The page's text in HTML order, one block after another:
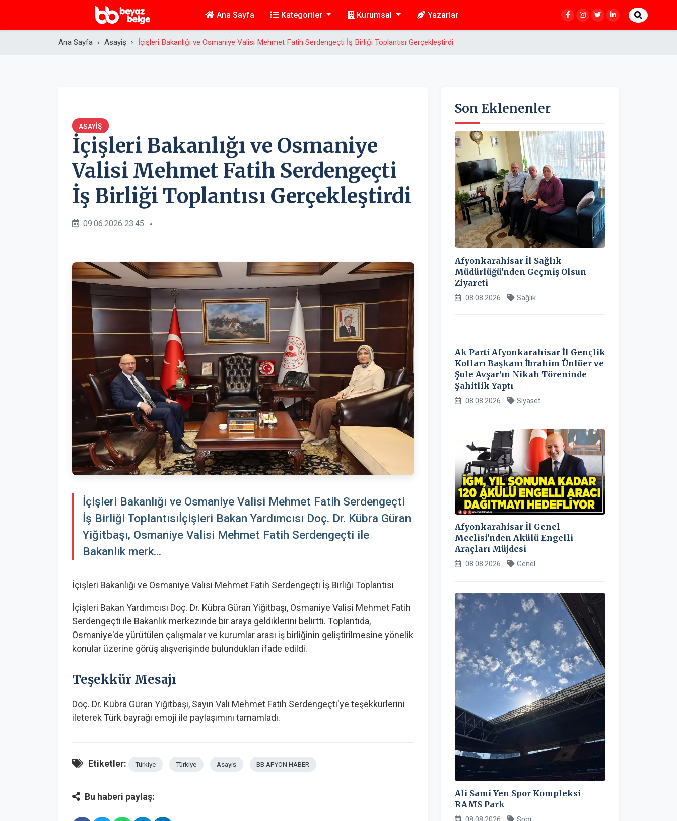
Ana Sayfa Kategoriler Kurumsal Yazarlar
Ana Sayfa Asayiş İçişleri Bakanlığı ve Osmaniye Valisi Mehmet Fatih Serdengeçti İş Birliği Toplantısı Gerçekleştirdi
ASAYIŞ
İçişleri Bakanlığı ve Osmaniye
Valisi Mehmet Fatih Serdengeçti
İş Birliği Toplantısı Gerçekleştirdi
09.06.2026 23:45
İçişleri Bakanlığı ve Osmaniye Valisi Mehmet Fatih Serdengeçti
İş Birliği Toplantısıİçişleri Bakan Yardımcısı Doç. Dr. Kübra Güran
Yiğitbaşı, Osmaniye Valisi Mehmet Fatih Serdengeçti ile
Bakanlık merk...
İçişleri Bakanlığı ve Osmaniye Valisi Mehmet Fatih Serdengeçti İş Birliği Toplantısı
İçişleri Bakan Yardımcısı Doç. Dr. Kübra Güran Yiğitbaşı, Osmaniye Valisi Mehmet Fatih
Serdengeçti ile Bakanlık merkezinde bir araya geldiklerini belirtti. Toplantıda,
Osmaniye'de yürütülen çalışmalar ve kurumlar arası iş birliğinin geliştirilmesine yönelik
konular üzerine görüş alışverişinde bulundukları ifade edildi.
Teşekkür Mesajı
Doç. Dr. Kübra Güran Yiğitbaşı, Sayın Vali Mehmet Fatih Serdengeçti'ye teşekkürlerini
ileterek Türk bayrağı emoji ile paylaşımını tamamladı.
Etiketler: Türkiye Türkiye Asayiş BB AFYON HABER
Bu haberi paylaş:
Son Eklenenler
Afyonkarahisar İl Sağlık
Müdürlüğü'nden Geçmiş Olsun
Ziyareti
08.08.2026 Sağlık
Ak Parti Afyonkarahisar İl Gençlik
Kolları Başkanı İbrahim Ünlüer ve
Şule Avşar'ın Nikah Töreninde
Şahitlik Yaptı
08.08.2026 Siyaset
Afyonkarahisar İl Genel
Meclisi'nden Akülü Engelli
Araçları Müjdesi
08.08.2026 Genel
Ali Sami Yen Spor Kompleksi
RAMS Park